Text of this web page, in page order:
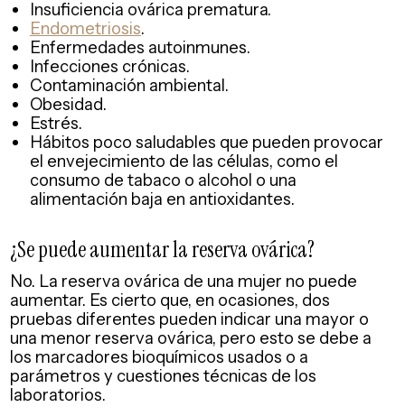
Insuficiencia ovárica prematura.
Endometriosis.
Enfermedades autoinmunes.
Infecciones crónicas.
Contaminación ambiental.
Obesidad.
Estrés.
Hábitos poco saludables que pueden provocar
el envejecimiento de las células, como el
consumo de tabaco o alcohol o una
alimentación baja en antioxidantes.
¿Se puede aumentar la reserva ovárica?
No. La reserva ovárica de una mujer no puede
aumentar. Es cierto que, en ocasiones, dos
pruebas diferentes pueden indicar una mayor o
una menor reserva ovárica, pero esto se debe a
los marcadores bioquímicos usados o a
parámetros y cuestiones técnicas de los
laboratorios.